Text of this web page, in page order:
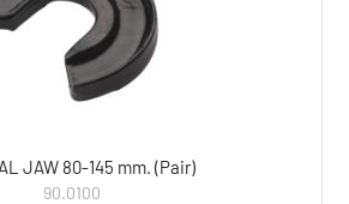
JAW 80-145 mm. (Pair)
90.0100